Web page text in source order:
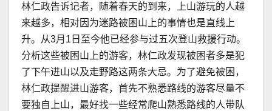
林仁政告诉记者，随着春天的到来，上山游玩的人越
来越多，相对因为迷路被困山上的事情也是直线上
升。从3月1日至今他已经参与过五次登山救援行动。
分析这些被困山上的游客，林仁政发现被困者多是犯
了下午进山以及走野路这两条大忌。为了避免被困，
林仁政提醒进山游客，首先不熟悉路线的游客尽量不
要独自上山，最好找一些经常爬山熟悉路线的人带队